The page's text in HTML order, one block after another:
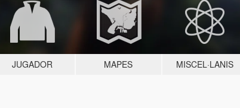
JUGADOR MAPES MISCEL·LANIS